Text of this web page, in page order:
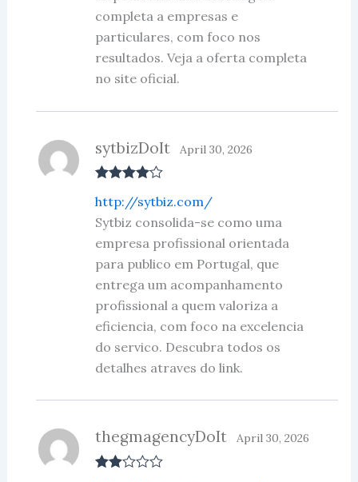
completa a empresas e
particulares, com foco nos
resultados. Veja a oferta completa
no site oficial.
out of 5
sytbizDoIt April 30, 2026
http://sytbiz.com/
Sytbiz consolida-se como uma
empresa profissional orientada
para publico em Portugal, que
entrega um acompanhamento
profissional a quem valoriza a
eficiencia, com foco na excelencia
do servico. Descubra todos os
detalhes atraves do link.
thegmagencyDoIt April 30, 2026